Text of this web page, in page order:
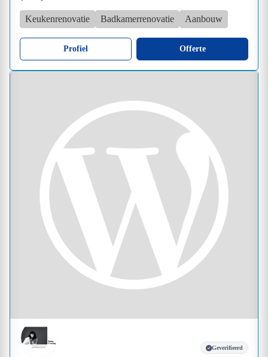
Keukenrenovatie Badkamerrenovatie Aanbouw
Profiel Offerte
Geverifieerd